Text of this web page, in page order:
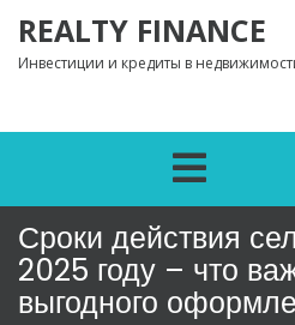
REALTY FINANCE
Инвестиции и кредиты в
Сроки действия
2025 году – что
выгодного